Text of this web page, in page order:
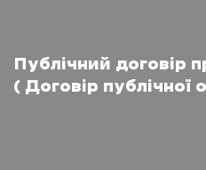
Публічний договір
( Договір публічної